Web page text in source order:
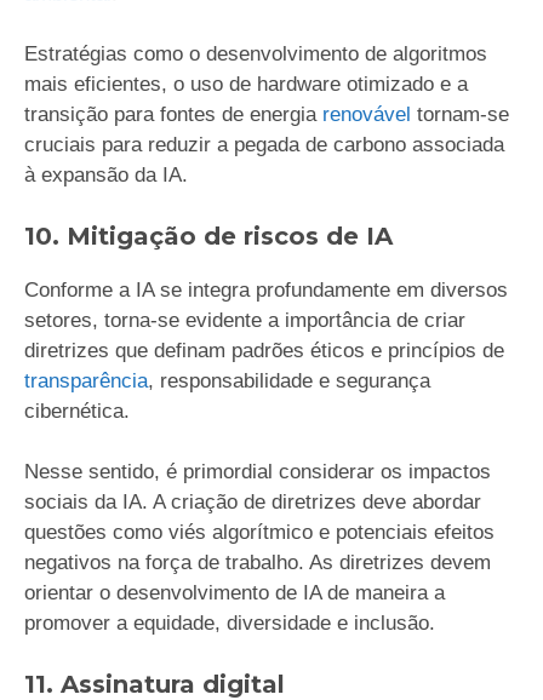
Estratégias como o desenvolvimento de algoritmos
mais eficientes, o uso de hardware otimizado e a
transição para fontes de energia renovável tornam-se
cruciais para reduzir a pegada de carbono associada
à expansão da IA.
10. Mitigação de riscos de IA
Conforme a IA se integra profundamente em diversos
setores, torna-se evidente a importância de criar
diretrizes que definam padrões éticos e princípios de
transparência, responsabilidade e segurança
cibernética.
Nesse sentido, é primordial considerar os impactos
sociais da IA. A criação de diretrizes deve abordar
questões como viés algorítmico e potenciais efeitos
negativos na força de trabalho. As diretrizes devem
orientar o desenvolvimento de IA de maneira a
promover a equidade, diversidade e inclusão.
11. Assinatura digital